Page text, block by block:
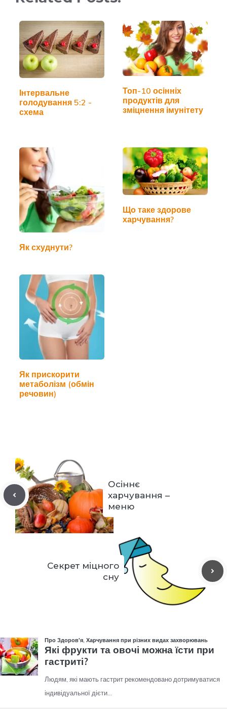
Інтервальне
голодування 5:2 -
схема
Топ-10 осінніх
продуктів для
зміцнення імунітету
Як схуднути?
Що таке здорове
харчування?
Як прискорити
метаболізм (обмін
речовин)
Осіннє
харчування –
меню
Секрет міцного
сну